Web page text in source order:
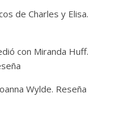
de Charles y Elisa.
con Miranda Huff.
Wylde. Reseña